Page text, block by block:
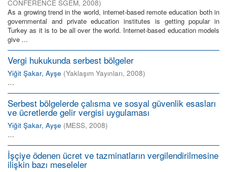
CONFERENCE SGEM, 2008)
As a growing trend in the world, internet-based remote education both in
governmental and private education institutes is getting popular in
Turkey as it is to be all over the world. Internet-based education models
give ...
Vergi hukukunda serbest bölgeler
Yiğit Şakar, Ayşe (Yaklaşım Yayınları, 2008)
…
Serbest bölgelerde çalısma ve sosyal güvenlik esasları
ve ücretlerde gelir vergisi uygulaması
Yiğit Şakar, Ayşe (MESS, 2008)
…
İşçiye ödenen ücret ve tazminatların vergilendirilmesine
ilişkin bazı meseleler